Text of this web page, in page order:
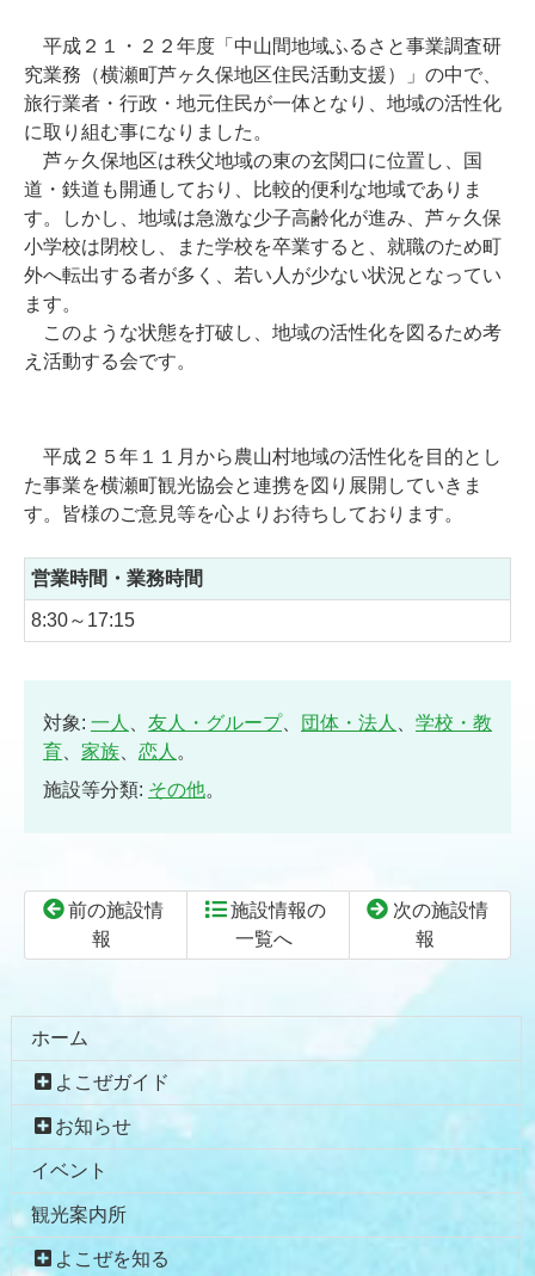
平成２１・２２年度「中山間地域ふるさと事業調査研
究業務（横瀬町芦ヶ久保地区住民活動支援）」の中で、
旅行業者・行政・地元住民が一体となり、地域の活性化
に取り組む事になりました。
芦ヶ久保地区は秩父地域の東の玄関口に位置し、国
道・鉄道も開通しており、比較的便利な地域でありま
す。しかし、地域は急激な少子高齢化が進み、芦ヶ久保
小学校は閉校し、また学校を卒業すると、就職のため町
外へ転出する者が多く、若い人が少ない状況となってい
ます。
このような状態を打破し、地域の活性化を図るため考
え活動する会です。
平成２５年１１月から農山村地域の活性化を目的とし
た事業を横瀬町観光協会と連携を図り展開していきま
す。皆様のご意見等を心よりお待ちしております。
営業時間・業務時間
8:30～17:15
対象: 一人 友人・グループ、 団体・法人
学校・教
育
家族 恋人 。
施設等分類: その他。
前の施設情
報
施設情報の
一覧へ
次の施設情
報
ン
文
頭
の
へ
ホーム
よこぜガイド
お知らせ
イベント
観光案内所
よこぜを知る